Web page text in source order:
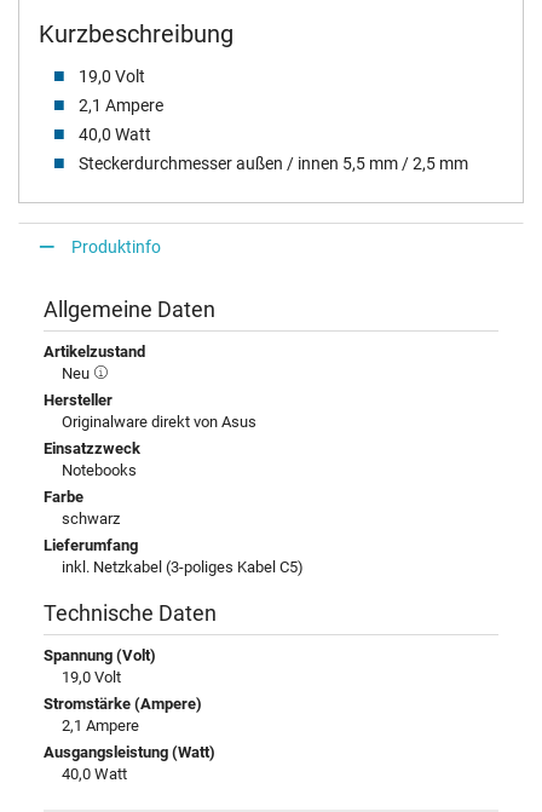
Kurzbeschreibung
19,0 Volt
2,1 Ampere
40,0 Watt
Steckerdurchmesser außen / innen 5,5 mm / 2,5 mm
Produktinfo
Allgemeine Daten
Artikelzustand
Neu
Hersteller
Originalware direkt von Asus
Einsatzzweck
Notebooks
Farbe
schwarz
Lieferumfang
inkl. Netzkabel (3-poliges Kabel C5)
Technische Daten
Spannung (Volt)
19,0 Volt
Stromstärke (Ampere)
2,1 Ampere
Ausgangsleistung (Watt)
40,0 Watt